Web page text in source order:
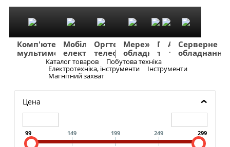
Комп'ютери
мультимедіа
Мобільна
електроніка
Оргтехніка
телефонія
Мережеве
обладнання
Побутова
техніка
TV
та
Фото
та
Авто
та
Серверне
обладнання
Каталог товаров Побутова техніка
Електротехніка, інструменти Інструменти
Магнітний захват
Цена
99 149 199 249 299